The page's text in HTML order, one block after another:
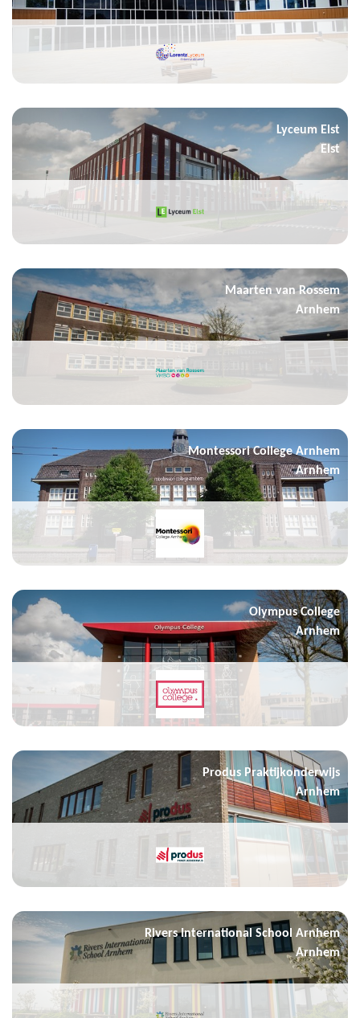
Lyceum Elst
Elst
Maarten van Rossem
Arnhem
Montessori College Arnhem
Arnhem
Olympus College
Arnhem
Produs Praktijkonderwijs
Arnhem
Rivers International School Arnhem
Arnhem